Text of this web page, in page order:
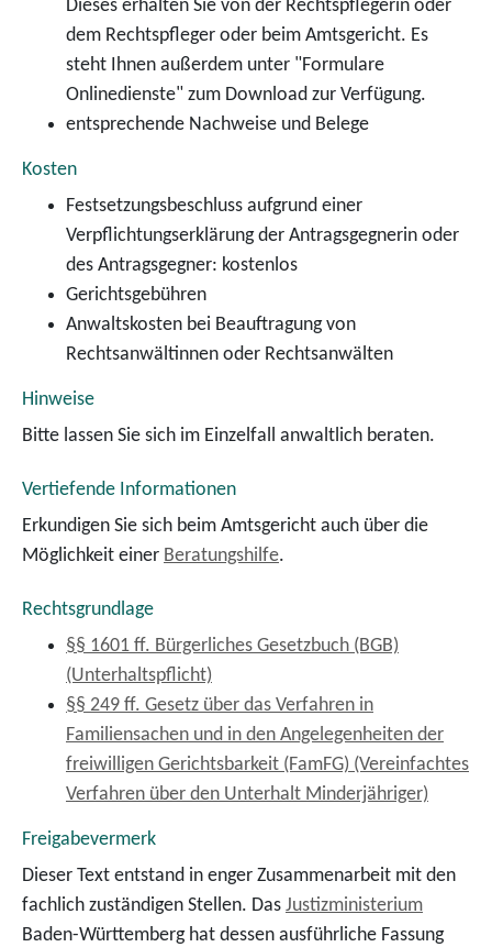
Dieses erhalten Sie von der Rechtspflegerin oder
dem Rechtspfleger oder beim Amtsgericht. Es
steht Ihnen außerdem unter "Formulare
Onlinedienste" zum Download zur Verfügung.
entsprechende Nachweise und Belege
Kosten
Festsetzungsbeschluss aufgrund einer
Verpflichtungserklärung der Antragsgegnerin oder
des Antragsgegner: kostenlos
Gerichtsgebühren
Anwaltskosten bei Beauftragung von
Rechtsanwältinnen oder Rechtsanwälten
Hinweise
Bitte lassen Sie sich im Einzelfall anwaltlich beraten.
Vertiefende Informationen
Erkundigen Sie sich beim Amtsgericht auch über die
Möglichkeit einer Beratungshilfe.
Rechtsgrundlage
§§ 1601 ff. Bürgerliches Gesetzbuch (BGB)
(Unterhaltspflicht)
§§ 249 ff. Gesetz über das Verfahren in
Familiensachen und in den Angelegenheiten der
freiwilligen Gerichtsbarkeit (FamFG) (Vereinfachtes
Verfahren über den Unterhalt Minderjähriger)
Freigabevermerk
Dieser Text entstand in enger Zusammenarbeit mit den
fachlich zuständigen Stellen. Das Justizministerium
Baden-Württemberg hat dessen ausführliche Fassung